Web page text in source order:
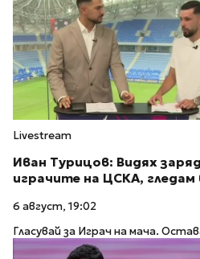
Livestream
Иван Турицов: Видях
играчите на ЦСКА,
6 август, 19:02
Гласувай за Играч на мача.